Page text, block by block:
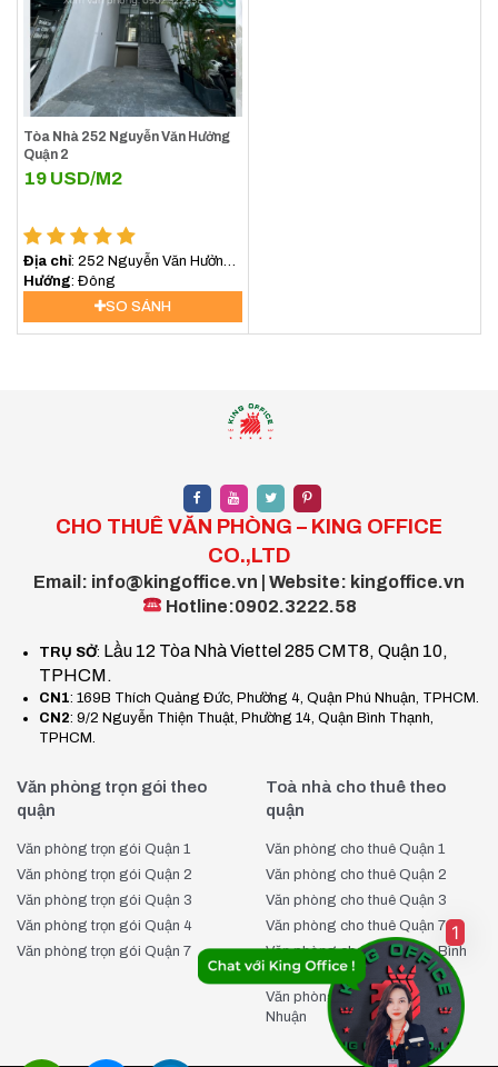
Tòa Nhà 252 Nguyễn Văn Hưởng
Quận 2
19 USD/M2
Địa chỉ: 252 Nguyễn Văn Hưởng,
An Khánh, Hồ Chí Minh, Việt Nam
Hướng : Đông
SO SÁNH
CHO THUÊ VĂN PHÒNG – KING OFFICE
CO.,LTD
Email: info@kingoffice.vn | Website: kingoffice.vn
Hotline:0902.3222.58
TRỤ SỞ: Lầu 12 Tòa Nhà Viettel 285 CMT8, Quận 10,
TPHCM.
CN1: 169B Thích Quảng Đức, Phường 4, Quận Phú Nhuận, TPHCM.
CN2: 9/2 Nguyễn Thiện Thuật, Phường 14, Quận Bình Thạnh,
TPHCM.
Văn phòng trọn gói theo
quận
Văn phòng trọn gói Quận 1
Văn phòng trọn gói Quận 2
Văn phòng trọn gói Quận 3
Văn phòng trọn gói Quận 4
Văn phòng trọn gói Quận 7
Toà nhà cho thuê theo
quận
Văn phòng cho thuê Quận 1
Văn phòng cho thuê Quận 2
Văn phòng cho thuê Quận 3
Văn phòng cho thuê Quận 7
Văn phòng cho thuê Quận Bình
Thạnh
Văn phòng cho thuê Quận Phú
Nhuận
1